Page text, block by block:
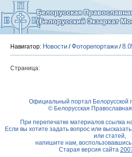
Белорусская
(Белорусский Экзархат
Навигатор: Новости /Фоторепортажи /
Страница:
Официальный портал Белорусской
© Белорусская
При перепечатке материалов ссылка
Если вы хотите задать вопрос или
или статей,
напишите нам, воспользовавшись
Старая версия сайта